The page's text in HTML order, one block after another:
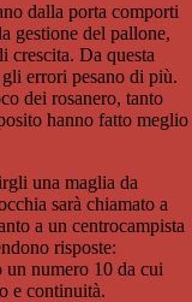
dalla porta comporti
gestione del pallone,
crescita. Da questa
errori pesano di più.
dei rosanero, tanto
hanno fatto meglio
una maglia da
sarà chiamato a
a un centrocampista
risposte:
un numero 10 da cui
e continuità.